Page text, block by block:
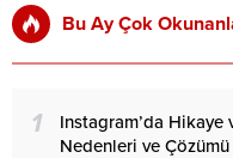
Bu Ay Çok
1
Instagram’da Hikaye
Nedenleri ve Çözümü